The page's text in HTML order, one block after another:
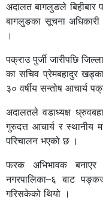
अदालत बागलुङले बिहीबार
बागलुङका सूचना अधिकारी
।
पक्राउ पुर्जी जारीपछि
का सचिव प्रेमबहादुर खड्का
३० वर्षीय सन्तोष आचार्य
अदालतले वडाध्यक्ष
गुरुदत्त आचार्य र स्थानीय
परिचालन भएको छ ।
फरक अभिभावक बनाएर
नगरपालिका–६ बाट
गरिसकेको थियो ।